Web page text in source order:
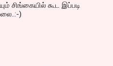
சிங்கையில் கூட இப்படி
)